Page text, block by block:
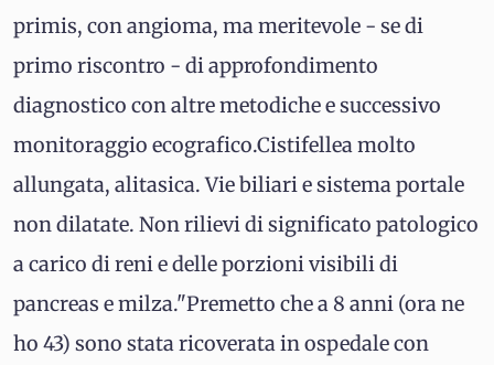
primis, con angioma, ma meritevole - se di
primo riscontro - di approfondimento
diagnostico con altre metodiche e successivo
monitoraggio ecografico.Cistifellea molto
allungata, alitasica. Vie biliari e sistema portale
non dilatate. Non rilievi di significato patologico
a carico di reni e delle porzioni visibili di
pancreas e milza."Premetto che a 8 anni (ora ne
ho 43) sono stata ricoverata in ospedale con